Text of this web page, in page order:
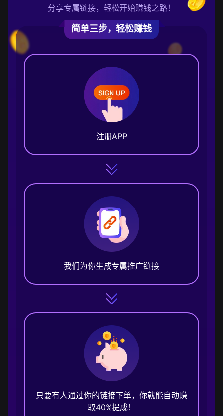
分享专属链接，轻松开始赚钱之路！
简单三步，轻松赚钱
注册APP
我们为你生成专属推广链接
只要有人通过你的链接下单，你就能自动赚
取40%提成！